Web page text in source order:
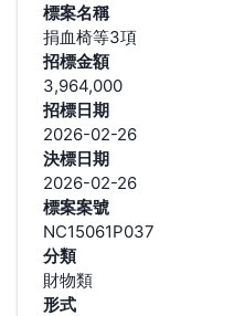
標案名稱
捐血椅等3項
招標金額
3,964,000
招標日期
2026-02-26
決標日期
2026-02-26
標案案號
NC15061P037
分類
財物類
形式